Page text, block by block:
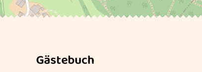
Gästebuch